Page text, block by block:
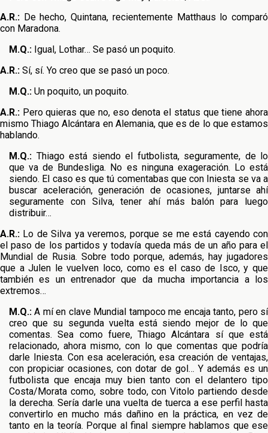
A.R.: De hecho, Quintana, recientemente Matthaus lo comparó
con Maradona.
M.Q.: Igual, Lothar… Se pasó un poquito.
A.R.: Sí, sí. Yo creo que se pasó un poco.
M.Q.: Un poquito, un poquito.
A.R.: Pero quieras que no, eso denota el status que tiene ahora
mismo Thiago Alcántara en Alemania, que es de lo que estamos
hablando.
M.Q.: Thiago está siendo el futbolista, seguramente, de lo
que va de Bundesliga. No es ninguna exageración. Lo está
siendo. El caso es que tú comentabas que con Iniesta se va a
buscar aceleración, generación de ocasiones, juntarse ahí
seguramente con Silva, tener ahí más balón para luego
distribuir…
A.R.: Lo de Silva ya veremos, porque se me está cayendo con
el paso de los partidos y todavía queda más de un año para el
Mundial de Rusia. Sobre todo porque, además, hay jugadores
que a Julen le vuelven loco, como es el caso de Isco, y que
también es un entrenador que da mucha importancia a los
extremos…
M.Q.: A mí en clave Mundial tampoco me encaja tanto, pero sí
creo que su segunda vuelta está siendo mejor de lo que
comentas. Sea como fuere, Thiago Alcántara sí que está
relacionado, ahora mismo, con lo que comentas que podría
darle Iniesta. Con esa aceleración, esa creación de ventajas,
con propiciar ocasiones, con dotar de gol… Y además es un
futbolista que encaja muy bien tanto con el delantero tipo
Costa/Morata como, sobre todo, con Vitolo partiendo desde
la derecha. Sería darle una vuelta de tuerca a ese perfil hasta
convertirlo en mucho más dañino en la práctica, en vez de
tanto en la teoría. Porque al final siempre hablamos que ese